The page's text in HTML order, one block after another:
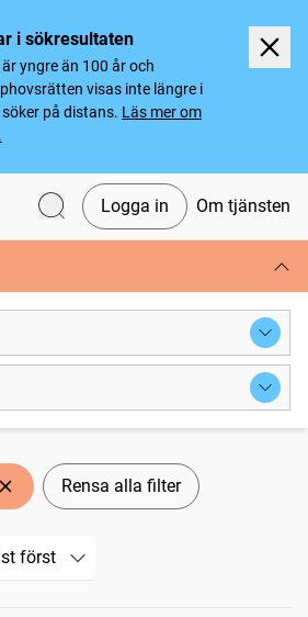
i sökresultaten
yngre än 100 år och
visas inte längre i
på distans. Läs mer om
Logga in Om tjänsten
Rensa alla filter